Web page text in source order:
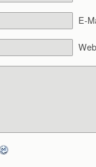
E-